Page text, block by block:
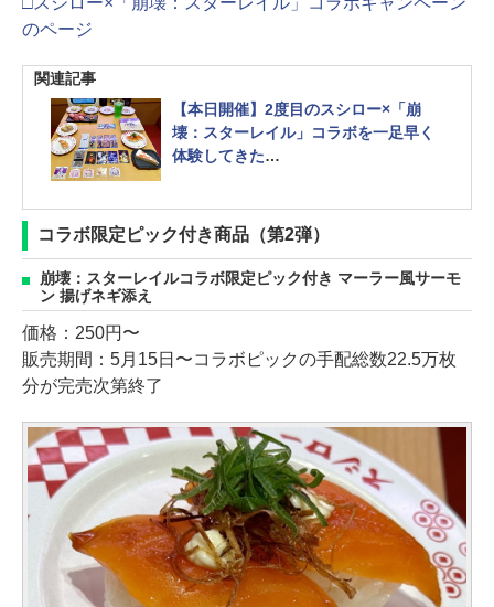
のページ
関連記事
【本日開催】2度目のスシロー×「崩
壊：スターレイル」コラボを一足早く
体験してきた
コラボ限定ピック付き商品（第2弾）
崩壊：スターレイルコラボ限定ピック付き マーラー風サーモ
ン 揚げネギ添え
価格：250円〜
販売期間：5月15日〜コラボピックの手配総数22.5万枚
分が完売次第終了